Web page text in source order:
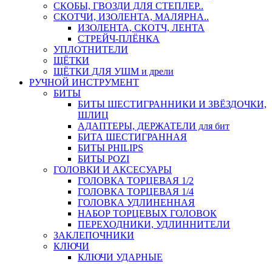
СКОБЫ, ГВОЗДИ ДЛЯ СТЕПЛЕР..
СКОТЧИ, ИЗОЛЕНТА, МАЛЯРНА..
ИЗОЛЕНТА, СКОТЧ, ЛЕНТА
СТРЕЙЧ-ПЛЁНКА
УПЛОТНИТЕЛИ
ЩЁТКИ
ЩЁТКИ ДЛЯ УШМ и дрели
РУЧНОЙ ИНСТРУМЕНТ
БИТЫ
БИТЫ ШЕСТИГРАННИКИ И ЗВЁЗДОЧКИ,
ШЛИЦ
АДАПТЕРЫ, ДЕРЖАТЕЛИ для бит
БИТА ШЕСТИГРАННАЯ
БИТЫ PHILIPS
БИТЫ POZI
ГОЛОВКИ И АКСЕСУАРЫ
ГОЛОВКА ТОРЦЕВАЯ 1/2
ГОЛОВКА ТОРЦЕВАЯ 1/4
ГОЛОВКА УДЛИНЕННАЯ
НАБОР ТОРЦЕВЫХ ГОЛОВОК
ПЕРЕХОДНИКИ, УДЛИННИТЕЛИ
ЗАКЛЕПОЧНИКИ
КЛЮЧИ
КЛЮЧИ УДАРНЫЕ